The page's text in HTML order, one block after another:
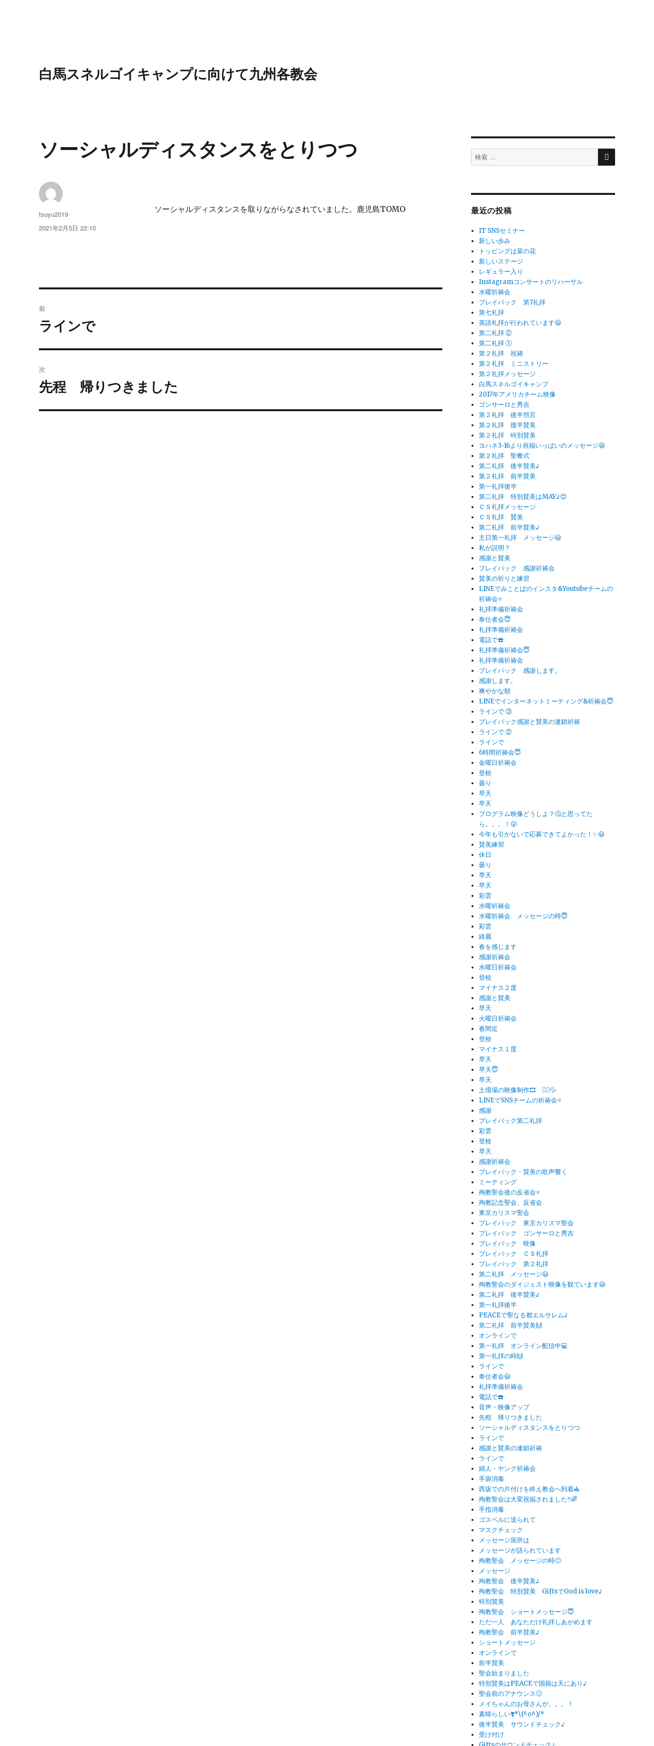
白馬スネルゴイキャンプに向けて九州各教会
ソーシャルディスタンスをとりつつ
ソーシャルディスタンスを取りながらなされていました。鹿児島TOMO
投
稿
tsuyu2019
投
2021年2月5日 22:10
稿
ゲ
前
過
の
投
稿:
ラインで
次
次
投
先程 帰りつきました
検
索
検
最近の投稿
IT SNSセミナー
新しい歩み
トッピングは菜の花
新しいステージ
レギュラー入り
Instagramコンサートのリハーサル
水曜祈祷会
プレイバック 第7礼拝
第七礼拝
英語礼拝が行われています😃
第二礼拝 ②
第二礼拝 ①
第２礼拝 祝祷
第２礼拝 ミニストリー
第２礼拝メッセージ
白馬スネルゴイキャンプ
2017年アメリカチーム映像
ゴンサーロと秀吉
第２礼拝 後半預言
第２礼拝 後半賛美
第２礼拝 特別賛美
ヨハネ3-16より祝福いっぱいのメッセージ😃
第２礼拝 聖餐式
第二礼拝 後半賛美♪
第２礼拝 前半賛美
第一礼拝後半
第二礼拝 特別賛美はMAY♪😊
ＣＳ礼拝メッセージ
ＣＳ礼拝 賛美
第二礼拝 前半賛美♪
主日第一礼拝 メッセージ😃
私が説明？
感謝と賛美
プレイバック 感謝祈祷会
賛美の祈りと練習
LINEでみことばのインスタ&Youtubeチームの
祈祷会⭐️
礼拝準備祈祷会
奉仕者会😇
礼拝準備祈祷会
電話で☎️
礼拝準備祈祷会😇
礼拝準備祈祷会
プレイバック 感謝します。
感謝します。
爽やかな朝
LINEでインターネットミーティング&祈祷会😇
ラインで ③
プレイバック感謝と賛美の連鎖祈祷
ラインで ②
ラインで
6時間祈祷会😇
金曜日祈祷会
登校
曇り
早天
早天
プログラム映像どうしよ？🤔と思ってた
ら。。。！😲
今年も引かないで応募できてよかった！✨😃
賛美練習
休日
曇り
早天
早天
彩雲
水曜祈祷会
水曜祈祷会 メッセージの時😇
彩雲
綺麗
春を感じます
感謝祈祷会
水曜日祈祷会
登校
マイナス２度
感謝と賛美
早天
火曜日祈祷会
春間近
登校
マイナス１度
早天
早天😇
早天
土壇場の映像制作🎞 🏃‍♂️💦
LINEでSNSチームの祈祷会⭐️
感謝
プレイバック第二礼拝
彩雲
登校
早天
感謝祈祷会
プレイバック・賛美の歌声響く
ミーティング
殉教聖会後の反省会⭐️
殉教記念聖会、反省会
東京カリスマ聖会
プレイバック 東京カリスマ聖会
プレイバック ゴンサーロと秀吉
プレイバック 映像
プレイバック ＣＳ礼拝
プレイバック 第２礼拝
第二礼拝 メッセージ😃
殉教聖会のダイジェスト映像を観ています😃
第二礼拝 後半賛美♪
第一礼拝後半
PEACEで聖なる都エルサレム♪
第二礼拝 前半賛美🙌
オンラインで
第一礼拝 オンライン配信中💻
第一礼拝の時🙌
ラインで
奉仕者会😃
礼拝準備祈祷会
電話で☎️
音声・映像アップ
先程 帰りつきました
ソーシャルディスタンスをとりつつ
ラインで
感謝と賛美の連鎖祈祷
ラインで
婦人・ヤング祈祷会
手袋消毒
西坂での片付けを終え教会へ到着⛪️
殉教聖会は大変祝福されました‼️🌈
手指消毒
ゴスペルに送られて
マスクチェック
メッセージ箇所は
メッセージが語られています
殉教聖会 メッセージの時🙂
メッセージ
殉教聖会 後半賛美♪
殉教聖会 特別賛美 GiftsでGod is love♪
特別賛美
殉教聖会 ショートメッセージ😇
ただ一人 あなただけ礼拝しあがめます
殉教聖会 前半賛美♪
ショートメッセージ
オンラインで
前半賛美
聖会始まりました
特別賛美はPEACEで国籍は天にあり♪
聖会前のアナウンス🙂
メイちゃんのお母さんが。。。！
素晴らしい❣️*\(^o^)/*
後半賛美 サウンドチェック♪
受け付け